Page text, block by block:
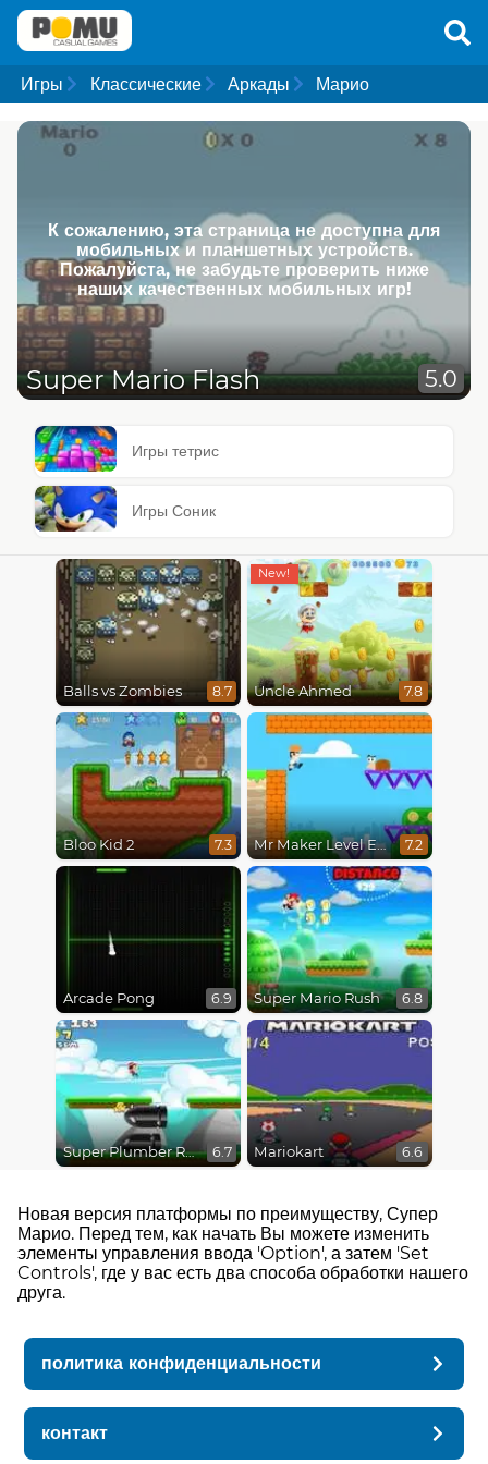
Игры Классические Аркады Марио
К сожалению, эта страница не доступна для
мобильных и планшетных устройств.
Пожалуйста, не забудьте проверить ниже
наших качественных мобильных игр!
Super Mario Flash 5.0
Игры тетрис
Игры Соник
Balls vs Zombies 8.7 Uncle Ahmed 7.8
Bloo Kid 2 7.3 Mr Maker Level Editor 7.2
Arcade Pong 6.9 Super Mario Rush 6.8
Super Plumber Run 6.7 Mariokart 6.6
Новая версия платформы по преимуществу, Супер
Марио. Перед тем, как начать Вы можете изменить
элементы управления ввода 'Option', а затем 'Set
Controls', где у вас есть два способа обработки нашего
друга.
политика конфиденциальности
контакт